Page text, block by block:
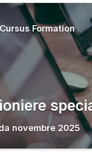
Cursus Formation
novembre 2025